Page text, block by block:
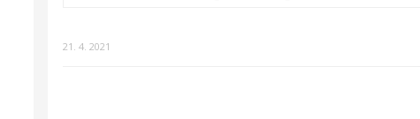
21. 4. 2021